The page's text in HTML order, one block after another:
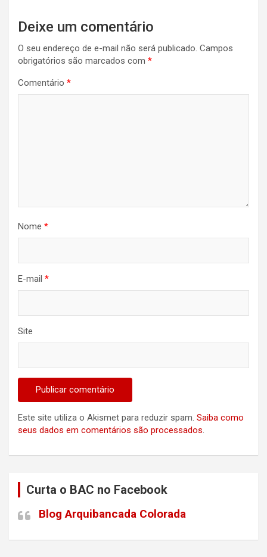
Deixe um comentário
O seu endereço de e-mail não será publicado. Campos
obrigatórios são marcados com *
Comentário *
Nome *
E-mail *
Site
Este site utiliza o Akismet para reduzir spam. Saiba como
seus dados em comentários são processados.
Curta o BAC no Facebook
Blog Arquibancada Colorada